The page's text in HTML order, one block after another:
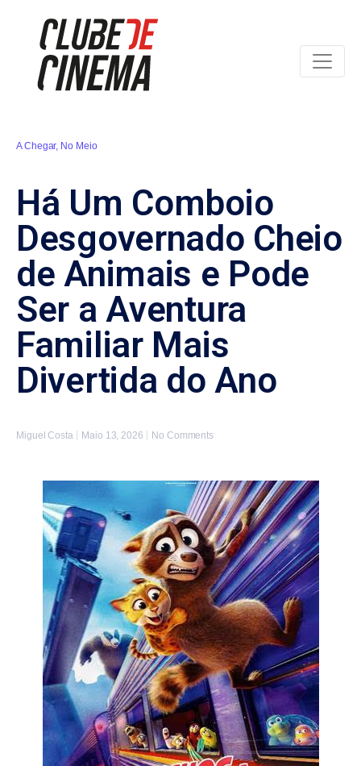
A Chegar, No Meio
Há Um Comboio
Desgovernado Cheio
de Animais e Pode
Ser a Aventura
Familiar Mais
Divertida do Ano
Miguel Costa Maio 13, 2026 No Comments